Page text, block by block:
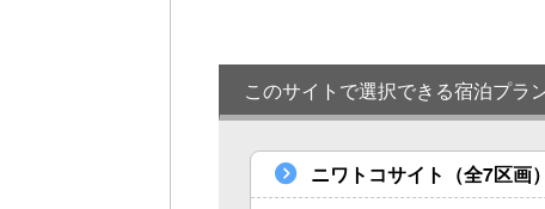
このサイトで選択できる宿泊プラ
ニワトコサイト（全7区画